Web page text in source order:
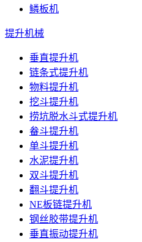
鳞板机
提升机械
垂直提升机
链条式提升机
物料提升机
挖斗提升机
捞坑脱水斗式提升机
畚斗提升机
单斗提升机
水泥提升机
双斗提升机
翻斗提升机
NE板链提升机
钢丝胶带提升机
垂直振动提升机